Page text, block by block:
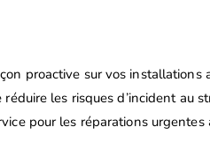
proactive sur vos installations
les risques d’incident au
pour les réparations urgentes